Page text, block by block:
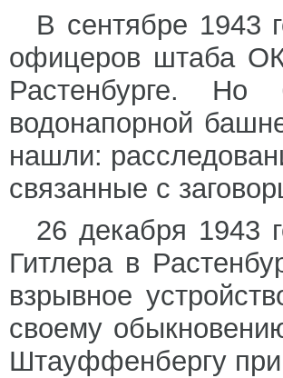
В сентябре 1943
офицеров штаба
Растенбурге. Но
водонапорной
нашли:
связанные с
26 декабря 1943
Гитлера в
взрывное
своему
Штауффенбергу